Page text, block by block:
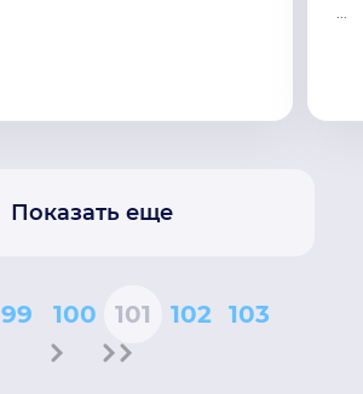
Показать еще
99 100 101 102 103